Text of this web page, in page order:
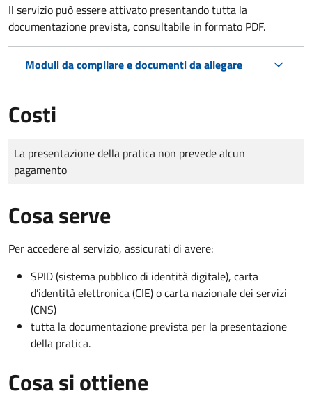
Il servizio può essere attivato presentando tutta la
documentazione prevista, consultabile in formato PDF.
Moduli da compilare e documenti da allegare
Costi
Tipo di pagamento
Importo
La presentazione della pratica non prevede alcun
pagamento
Cosa serve
Per accedere al servizio, assicurati di avere:
SPID (sistema pubblico di identità digitale), carta
d’identità elettronica (CIE) o carta nazionale dei servizi
(CNS)
tutta la documentazione prevista per la presentazione
della pratica.
Cosa si ottiene